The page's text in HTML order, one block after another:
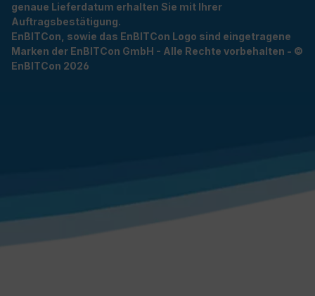
genaue Lieferdatum erhalten Sie mit Ihrer
Auftragsbestätigung.
EnBITCon, sowie das EnBITCon Logo sind eingetragene
Marken der EnBITCon GmbH - Alle Rechte vorbehalten - ©
EnBITCon 2026